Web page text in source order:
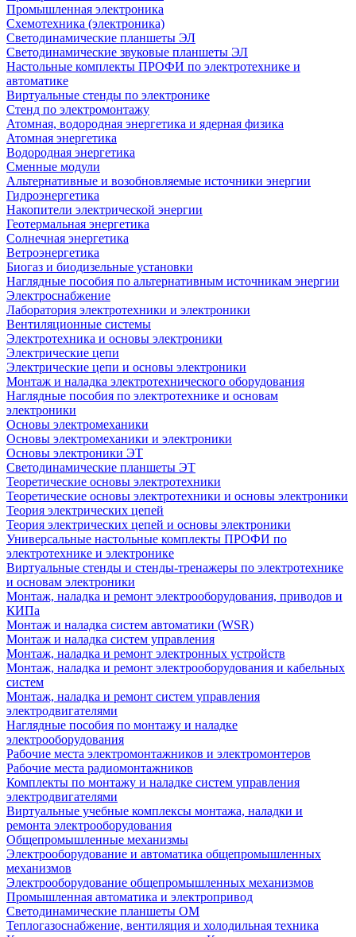
Промышленная электроника
Схемотехника (электроника)
Светодинамические планшеты ЭЛ
Светодинамические звуковые планшеты ЭЛ
Настольные комплекты ПРОФИ по электротехнике и
автоматике
Виртуальные стенды по электронике
Стенд по электромонтажу
Атомная, водородная энергетика и ядерная физика
Атомная энергетика
Водородная энергетика
Сменные модули
Альтернативные и возобновляемые источники энергии
Гидроэнергетика
Накопители электрической энергии
Геотермальная энергетика
Солнечная энергетика
Ветроэнергетика
Биогаз и биодизельные установки
Наглядные пособия по альтернативным источникам энергии
Электроснабжение
Лаборатория электротехники и электроники
Вентиляционные системы
Электротехника и основы электроники
Электрические цепи
Электрические цепи и основы электроники
Монтаж и наладка электротехнического оборудования
Наглядные пособия по электротехнике и основам
электроники
Основы электромеханики
Основы электромеханики и электроники
Основы электроники ЭТ
Светодинамические планшеты ЭТ
Теоретические основы электротехники
Теоретические основы электротехники и основы электроники
Теория электрических цепей
Теория электрических цепей и основы электроники
Универсальные настольные комплекты ПРОФИ по
электротехнике и электронике
Виртуальные стенды и стенды-тренажеры по электротехнике
и основам электроники
Монтаж, наладка и ремонт электрооборудования, приводов и
КИПа
Монтаж и наладка систем автоматики (WSR)
Монтаж и наладка систем управления
Монтаж, наладка и ремонт электронных устройств
Монтаж, наладка и ремонт электрооборудования и кабельных
систем
Монтаж, наладка и ремонт систем управления
электродвигателями
Наглядные пособия по монтажу и наладке
электрооборудования
Рабочие места электромонтажников и электромонтеров
Рабочие места радиомонтажников
Комплекты по монтажу и наладке систем управления
электродвигателями
Виртуальные учебные комплексы монтажа, наладки и
ремонта электрооборудования
Общепромышленные механизмы
Электрооборудование и автоматика общепромышленных
механизмов
Электрооборудование общепромышленных механизмов
Промышленная автоматика и электропривод
Светодинамические планшеты ОМ
Теплогазоснабжение, вентиляция и холодильная техника